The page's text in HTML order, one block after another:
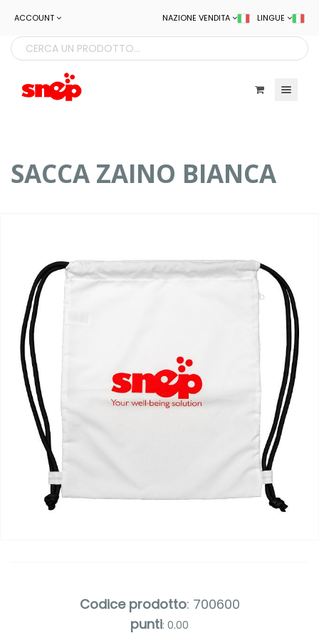
ACCOUNT LINGUE
NAZIONE VENDITA
SACCA ZAINO BIANCA
Codice prodotto: 700600
punti: 0.00